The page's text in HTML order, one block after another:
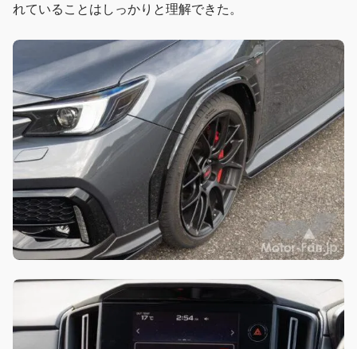
れていることはしっかりと理解できた。